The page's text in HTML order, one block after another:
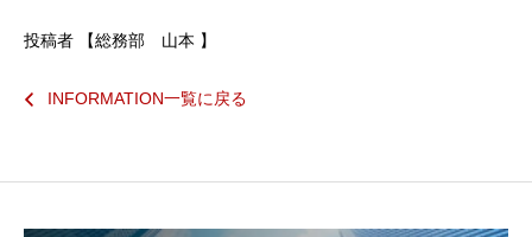
投稿者 【総務部 山本 】
INFORMATION一覧に戻る